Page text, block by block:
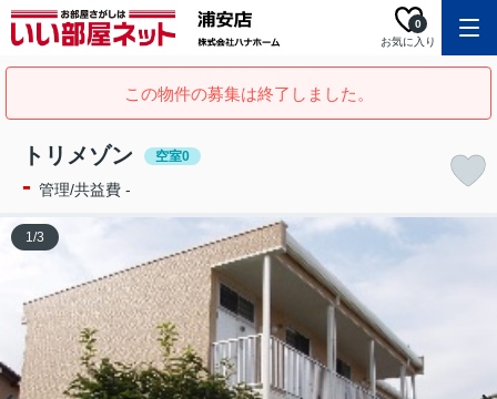
お気に入り
0
この物件の募集は終了しました。
トリメゾン 空室0
- 管理/共益費 -
1/3